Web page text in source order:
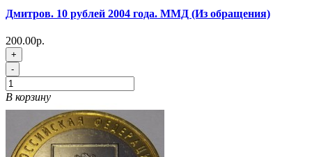
Дмитров. 10 рублей 2004 года. ММД (Из обращения)
200.00р.
+
-
В корзину